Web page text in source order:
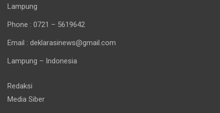
Lampung
Phone : 0721 – 5619642
Email : deklarasinews@gmail.com
Lampung – Indonesia
Redaksi
Media Siber